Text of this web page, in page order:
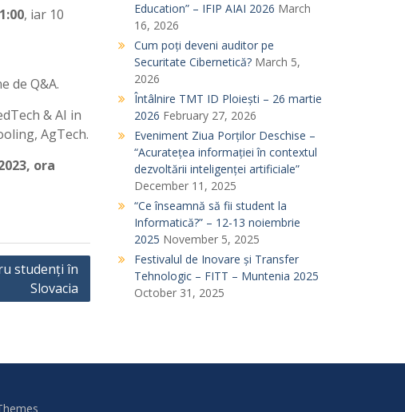
, iar 10
de Q&A.
& AI in
AgTech.
ora
studenți în
Slovacia
Education” – IFIP AIAI 2026 March
16, 2026
Cum poți deveni auditor pe
Securitate Cibernetică? March 5,
2026
Întâlnire TMT ID Ploiești – 26 martie
2026 February 27, 2026
Eveniment Ziua Porților Deschise –
“Acuratețea informației în contextul
dezvoltării inteligenței artificiale”
December 11, 2025
“Ce înseamnă să fii student la
Informatică?” – 12-13 noiembrie
2025 November 5, 2025
Festivalul de Inovare și Transfer
Tehnologic – FITT – Muntenia 2025
October 31, 2025